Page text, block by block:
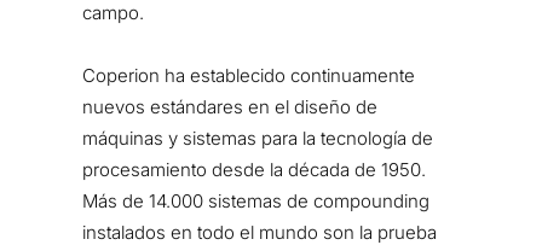
campo.
Coperion ha establecido continuamente
nuevos estándares en el diseño de
máquinas y sistemas para la tecnología de
procesamiento desde la década de 1950.
Más de 14.000 sistemas de compounding
instalados en todo el mundo son la prueba